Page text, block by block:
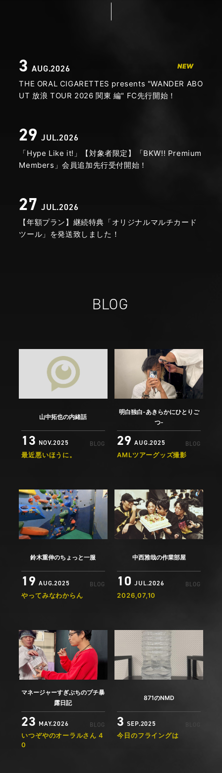
3 AUG.2026
THE ORAL CIGARETTES presents "WANDER ABO
UT 放浪 TOUR 2026 関東 編" FC先行開始！
NEW
29 JUL.2026
「Hype Like it!」【対象者限定】「BKW!! Premium
Members」会員追加先行受付開始！
27 JUL.2026
【年額プラン】継続特典「オリジナルマルチカード
ツール」を発送致しました！
BLOG
山中拓也の内緒話
13 NOV.2025
BLOG
最近悪いほうに。
明白独白-あきらかにひとりご
つ-
29 AUG.2025
BLOG
AMLツアーグッズ撮影
鈴木重伸のちょっと一服
19 AUG.2025
BLOG
やってみなわからん
中西雅哉の作業部屋
10 JUL.2026
BLOG
2026,07,10
マネージャーすぎぶちのプチ暴
露日記
23 MAY.2026
BLOG
いつぞやのオーラルさん 4
0
871のNMD
3 SEP.2025
今日のフライングは